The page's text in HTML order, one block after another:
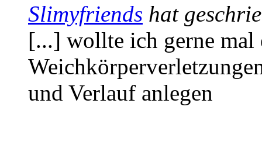
Slimyfriends hat
[...] wollte ich gerne mal
und Verlauf anlegen